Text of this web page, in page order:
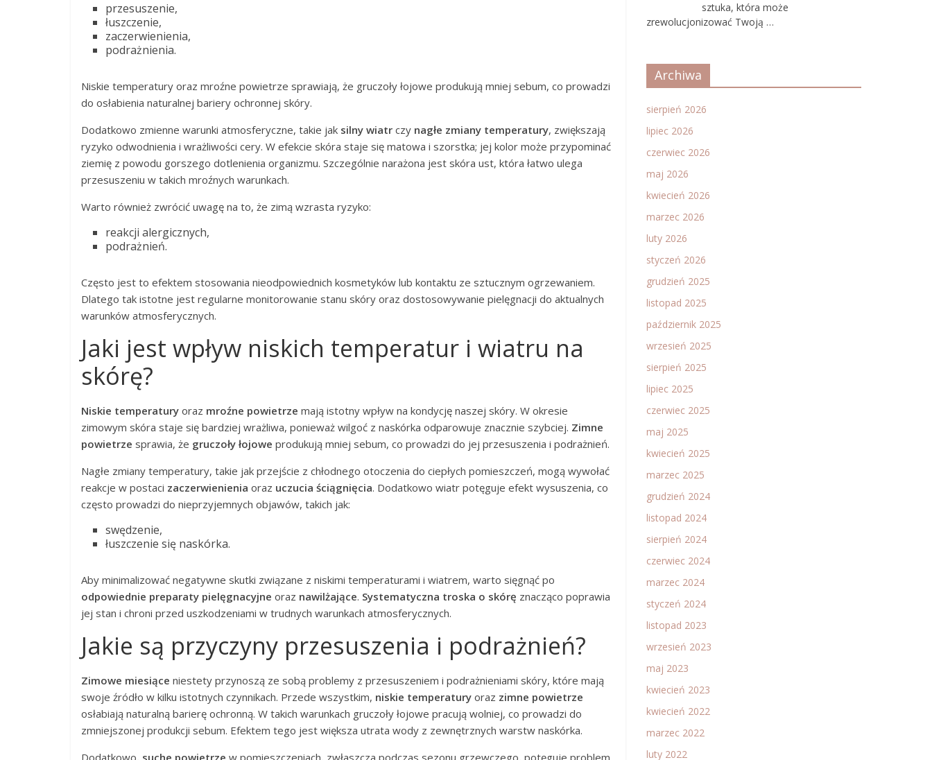
przesuszenie,
łuszczenie,
zaczerwienienia,
podrażnienia.
Niskie temperatury oraz mroźne powietrze sprawiają, że gruczoły łojowe produkują mniej sebum, co prowadzi
do osłabienia naturalnej bariery ochronnej skóry.
Dodatkowo zmienne warunki atmosferyczne, takie jak silny wiatr czy nagłe zmiany temperatury, zwiększają
ryzyko odwodnienia i wrażliwości cery. W efekcie skóra staje się matowa i szorstka; jej kolor może przypominać
ziemię z powodu gorszego dotlenienia organizmu. Szczególnie narażona jest skóra ust, która łatwo ulega
przesuszeniu w takich mroźnych warunkach.
Warto również zwrócić uwagę na to, że zimą wzrasta ryzyko:
reakcji alergicznych,
podrażnień.
Często jest to efektem stosowania nieodpowiednich kosmetyków lub kontaktu ze sztucznym ogrzewaniem.
Dlatego tak istotne jest regularne monitorowanie stanu skóry oraz dostosowywanie pielęgnacji do aktualnych
warunków atmosferycznych.
Jaki jest wpływ niskich temperatur i wiatru na
skórę?
Niskie temperatury oraz mroźne powietrze mają istotny wpływ na kondycję naszej skóry. W okresie
zimowym skóra staje się bardziej wrażliwa, ponieważ wilgoć z naskórka odparowuje znacznie szybciej. Zimne
powietrze sprawia, że gruczoły łojowe produkują mniej sebum, co prowadzi do jej przesuszenia i podrażnień.
Nagłe zmiany temperatury, takie jak przejście z chłodnego otoczenia do ciepłych pomieszczeń, mogą wywołać
reakcje w postaci zaczerwienienia oraz uczucia ściągnięcia. Dodatkowo wiatr potęguje efekt wysuszenia, co
często prowadzi do nieprzyjemnych objawów, takich jak:
swędzenie,
łuszczenie się naskórka.
Aby minimalizować negatywne skutki związane z niskimi temperaturami i wiatrem, warto sięgnąć po
odpowiednie preparaty pielęgnacyjne oraz nawilżające. Systematyczna troska o skórę znacząco poprawia
jej stan i chroni przed uszkodzeniami w trudnych warunkach atmosferycznych.
Jakie są przyczyny przesuszenia i podrażnień?
Zimowe miesiące niestety przynoszą ze sobą problemy z przesuszeniem i podrażnieniami skóry, które mają
swoje źródło w kilku istotnych czynnikach. Przede wszystkim, niskie temperatury oraz zimne powietrze
osłabiają naturalną barierę ochronną. W takich warunkach gruczoły łojowe pracują wolniej, co prowadzi do
zmniejszonej produkcji sebum. Efektem tego jest większa utrata wody z zewnętrznych warstw naskórka.
Dodatkowo, suche powietrze w pomieszczeniach, zwłaszcza podczas sezonu grzewczego, potęguje problem
sztuka, która może
zrewolucjonizować Twoją …
Archiwa
sierpień 2026
lipiec 2026
czerwiec 2026
maj 2026
kwiecień 2026
marzec 2026
luty 2026
styczeń 2026
grudzień 2025
listopad 2025
październik 2025
wrzesień 2025
sierpień 2025
lipiec 2025
czerwiec 2025
maj 2025
kwiecień 2025
marzec 2025
grudzień 2024
listopad 2024
sierpień 2024
czerwiec 2024
marzec 2024
styczeń 2024
listopad 2023
wrzesień 2023
maj 2023
kwiecień 2023
kwiecień 2022
marzec 2022
luty 2022